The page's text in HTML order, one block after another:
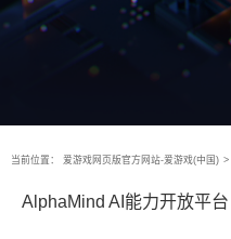
当前位置： 爱游戏网页版官方网站-爱游戏(中国) >
AlphaMind AI能力开放平台